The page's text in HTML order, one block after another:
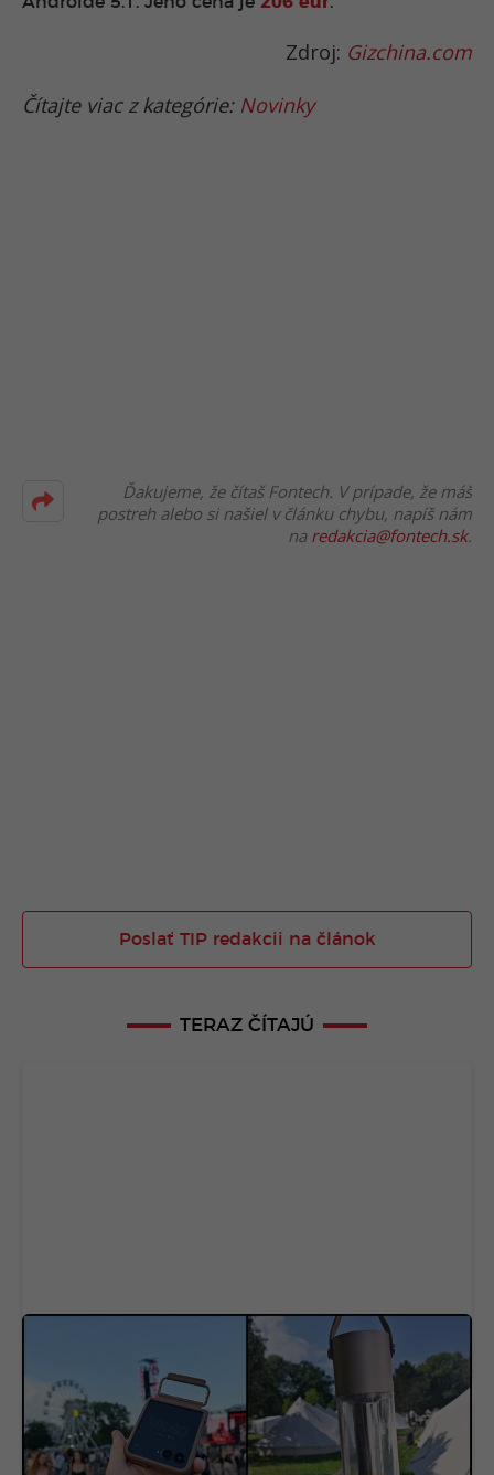
Zdroj: Gizchina.com
Čítajte viac z kategórie: Novinky
Ďakujeme, že čítaš Fontech. V prípade, že máš
postreh alebo si našiel v článku chybu, napíš nám
na redakcia@fontech.sk.
Poslať TIP redakcii na článok
TERAZ ČÍTAJÚ
Na festival som si zobral 6 technologických
vychytávok. Dve z nich mi zachránili deň aj noc